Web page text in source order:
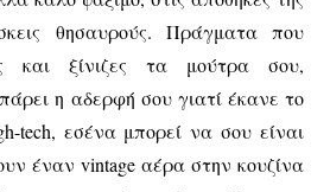
θησαυρούς. Πράγματα που
και ξίνιζες τα μούτρα σου,
η αδερφή σου γιατί έκανε το
tech, εσένα μπορεί να σου είναι
έναν vintage αέρα στην κουζίνα